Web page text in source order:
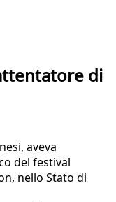
di
aveva
del festival
nello Stato di